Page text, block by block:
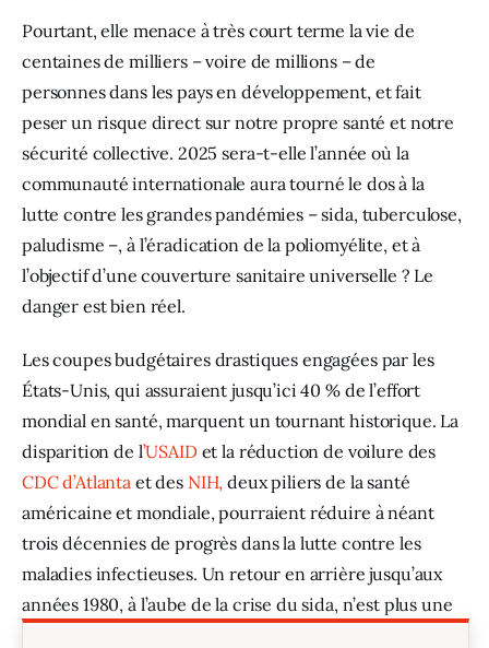
Pourtant, elle menace à très court terme la vie de
centaines de milliers – voire de millions – de
personnes dans les pays en développement, et fait
peser un risque direct sur notre propre santé et notre
sécurité collective. 2025 sera-t-elle l’année où la
communauté internationale aura tourné le dos à la
lutte contre les grandes pandémies – sida, tuberculose,
paludisme –, à l’éradication de la poliomyélite, et à
l’objectif d’une couverture sanitaire universelle ? Le
danger est bien réel.
Les coupes budgétaires drastiques engagées par les
États-Unis, qui assuraient jusqu’ici 40 % de l’effort
mondial en santé, marquent un tournant historique. La
disparition de l’USAID et la réduction de voilure des
CDC d’Atlanta et des NIH, deux piliers de la santé
américaine et mondiale, pourraient réduire à néant
trois décennies de progrès dans la lutte contre les
maladies infectieuses. Un retour en arrière jusqu’aux
années 1980, à l’aube de la crise du sida, n’est plus une